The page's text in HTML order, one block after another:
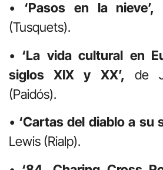
• ‘Pasos en la nieve’,
(Tusquets).
• ‘La vida cultural en
siglos XIX y XX’, de
(Paidós).
• ‘Cartas del diablo a su
Lewis (Rialp).